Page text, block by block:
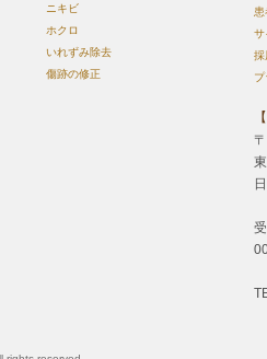
ニキビ
ホクロ
いれずみ除去
傷跡の修正
サ
採